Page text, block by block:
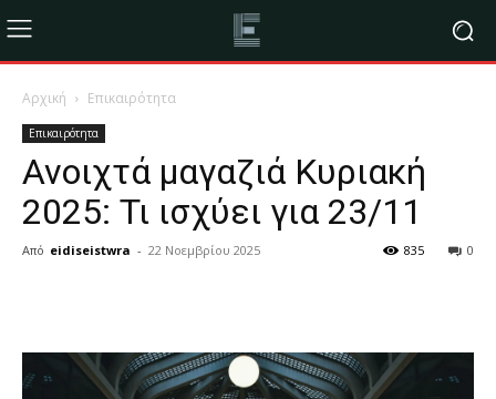
Αρχική Επικαιρότητα
Επικαιρότητα
Ανοιχτά μαγαζιά Κυριακή
2025: Τι ισχύει για 23/11
Από eidiseistwra - 22 Νοεμβρίου 2025 0
835